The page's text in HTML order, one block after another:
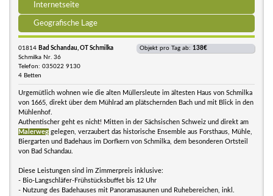
Internetseite
Geografische Lage
01814 Bad Schandau, OT Schmilka
Schmilka Nr. 36
Telefon: 035022 9130
4 Betten
Objekt pro Tag ab: 138€
Urgemütlich wohnen wie die alten Müllersleute im ältesten Haus von Schmilka
von 1665, direkt über dem Mühlrad am plätschernden Bach und mit Blick in den
Mühlenhof.
Authentischer geht es nicht! Mitten in der Sächsischen Schweiz und direkt am
Malerweg gelegen, verzaubert das historische Ensemble aus Forsthaus, Mühle,
Biergarten und Badehaus im Dorfkern von Schmilka, dem besonderen Ortsteil
von Bad Schandau.
Diese Leistungen sind im Zimmerpreis inklusive:
- Bio-Langschläfer-Frühstücksbuffet bis 12 Uhr
- Nutzung des Badehauses mit Panoramasaunen und Ruhebereichen, inkl.